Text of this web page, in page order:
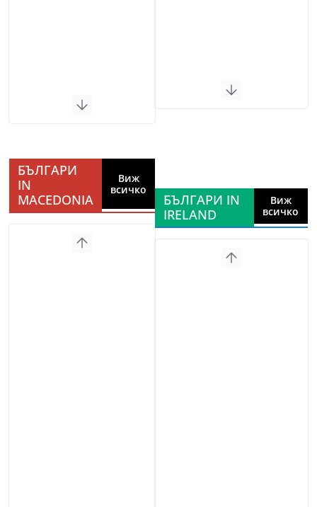
БЪЛГАРИ
IN
MACEDONIA
Виж
всичко
БЪЛГАРИ IN
IRELAND
Виж
всичко